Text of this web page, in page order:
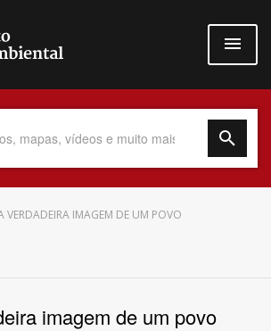
VERDADEIRA IMAGEM DE UM POVO
imagem de um povo